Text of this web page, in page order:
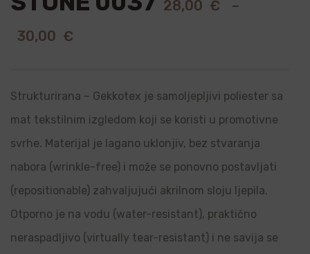
28,00 €
–
30,00 €
Strukturirana – Gekkotex je samoljepljivi poliester sa
mat tekstilnim izgledom koji se koristi u promotivne
svrhe. Materijal je lagano uklonjiv, bez stvaranja
nabora (wrinkle-free) i može se ponovno postavljati
(repositionable) zahvaljujući akrilnom sloju ljepila.
Otporno je na vodu (water-resistant), praktično
neraspadljivo (virtually tear-resistant) i ne savija se